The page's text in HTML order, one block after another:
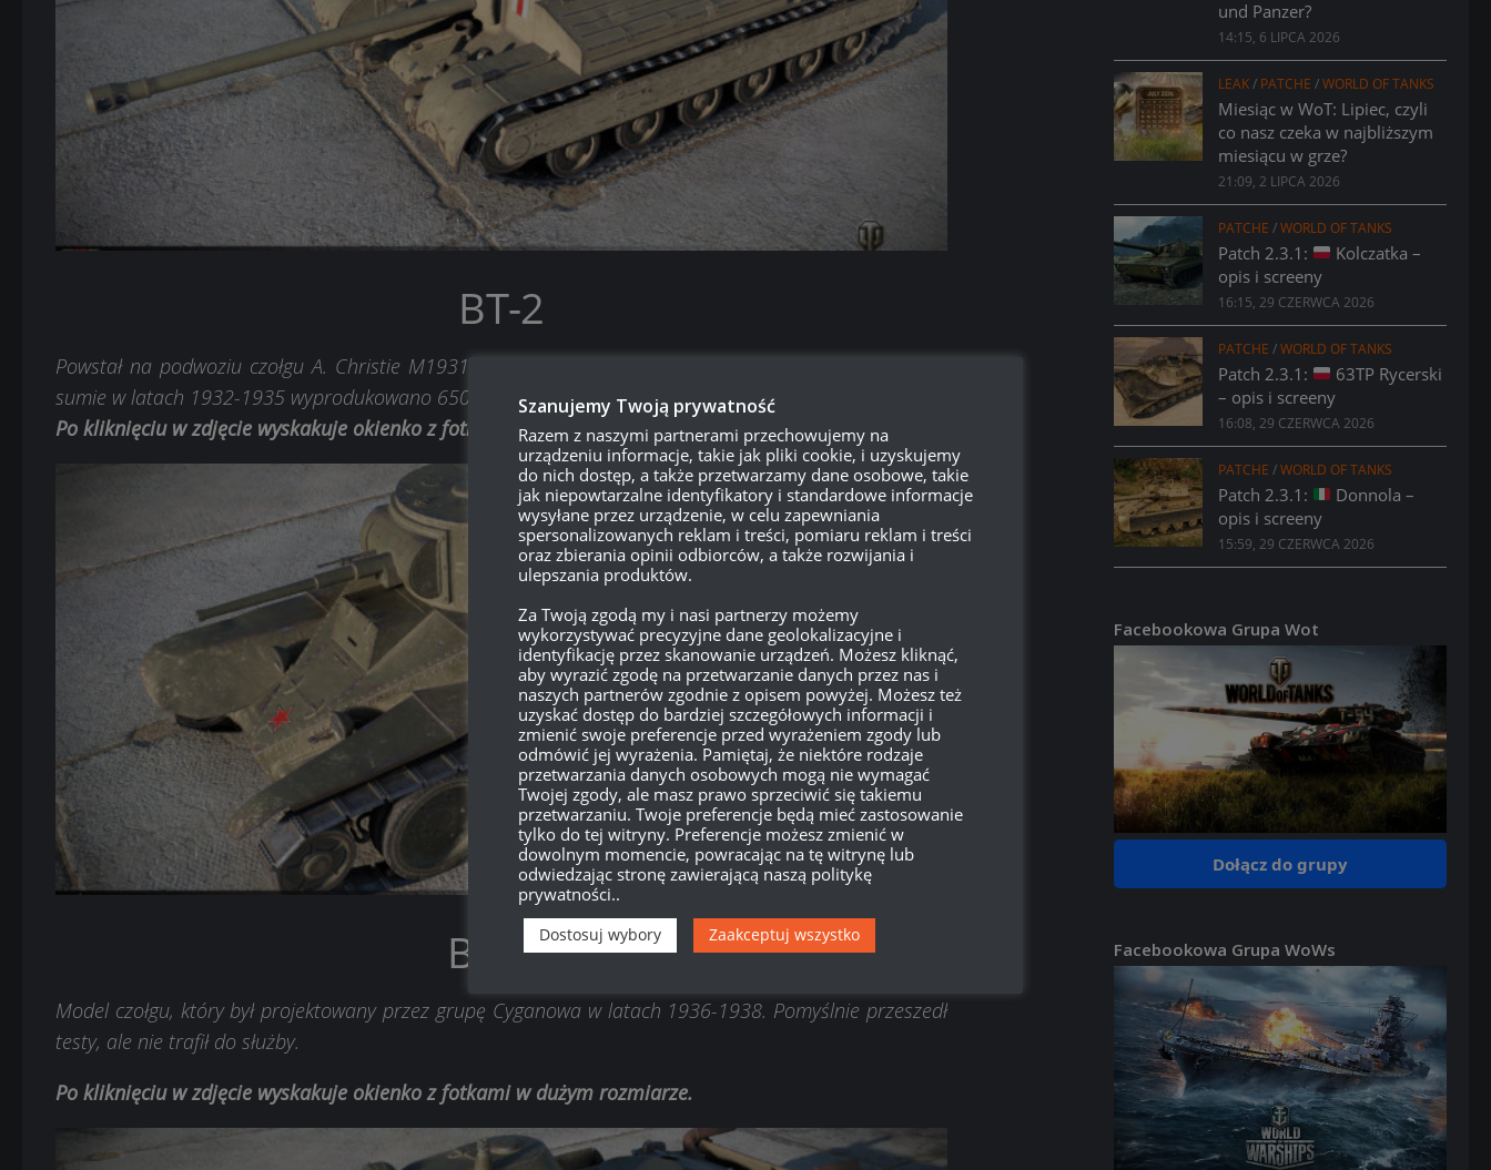
BT-2
Powstał na podwoziu czołgu A. Christie M1931. Produkowany w Charkowskiej Fabryce Lokomotyw. W
sumie w latach 1932-1935 wyprodukowano 650 BT-2 i 1884 BT-5.
Po kliknięciu w zdjęcie wyskakuje okienko z fotkami w dużym rozmiarze.
BT-SV
Model czołgu, który był projektowany przez grupę Cyganowa w latach 1936-1938. Pomyślnie przeszedł
testy, ale nie trafił do służby.
Po kliknięciu w zdjęcie wyskakuje okienko z fotkami w dużym rozmiarze.
und Panzer?
14:15, 6 LIPCA 2026
LEAK/ PATCHE /WORLD OF TANKS
Miesiąc w WoT: Lipiec, czyli
co nasz czeka w najbliższym
miesiącu w grze?
21:09, 2 LIPCA 2026
PATCHE /WORLD OF TANKS
Patch 2.3.1:
Kolczatka –
opis i screeny
16:15, 29 CZERWCA 2026
PATCHE /WORLD OF TANKS
Patch 2.3.1:
63TP Rycerski
– opis i screeny
16:08, 29 CZERWCA 2026
PATCHE /WORLD OF TANKS
Patch 2.3.1:
Donnola –
opis i screeny
15:59, 29 CZERWCA 2026
Facebookowa Grupa Wot
Dołącz do grupy
Facebookowa Grupa WoWs
Szanujemy Twoją prywatność
Razem z naszymi partnerami przechowujemy na
urządzeniu informacje, takie jak pliki cookie, i uzyskujemy
do nich dostęp, a także przetwarzamy dane osobowe, takie
jak niepowtarzalne identyfikatory i standardowe informacje
wysyłane przez urządzenie, w celu zapewniania
spersonalizowanych reklam i treści, pomiaru reklam i treści
oraz zbierania opinii odbiorców, a także rozwijania i
ulepszania produktów.
Za Twoją zgodą my i nasi partnerzy możemy
wykorzystywać precyzyjne dane geolokalizacyjne i
identyfikację przez skanowanie urządzeń. Możesz kliknąć,
aby wyrazić zgodę na przetwarzanie danych przez nas i
naszych partnerów zgodnie z opisem powyżej. Możesz też
uzyskać dostęp do bardziej szczegółowych informacji i
zmienić swoje preferencje przed wyrażeniem zgody lub
odmówić jej wyrażenia. Pamiętaj, że niektóre rodzaje
przetwarzania danych osobowych mogą nie wymagać
Twojej zgody, ale masz prawo sprzeciwić się takiemu
przetwarzaniu. Twoje preferencje będą mieć zastosowanie
tylko do tej witryny. Preferencje możesz zmienić w
dowolnym momencie, powracając na tę witrynę lub
odwiedzając stronę zawierającą naszą politykę
prywatności..
Dostosuj wybory Zaakceptuj wszystko